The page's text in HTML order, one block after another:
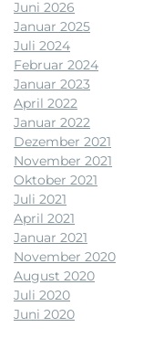
Juni 2026
Januar 2025
Juli 2024
Februar 2024
Januar 2023
April 2022
Januar 2022
Dezember 2021
November 2021
Oktober 2021
Juli 2021
April 2021
Januar 2021
November 2020
August 2020
Juli 2020
Juni 2020